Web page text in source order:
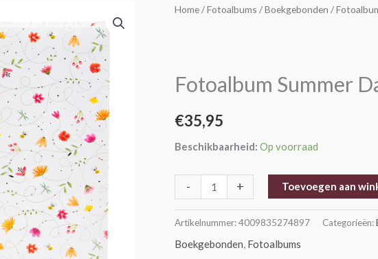
Home/Fotoalbums /Boekgebonden /
Fotoalbum Summer
€35,95
Beschikbaarheid: Op voorraad
-
Fotoalbum
Wit
30x31
+ Toevoegen aan
Artikelnummer:4009835274897 Categorieën:
Boekgebonden, Fotoalbums